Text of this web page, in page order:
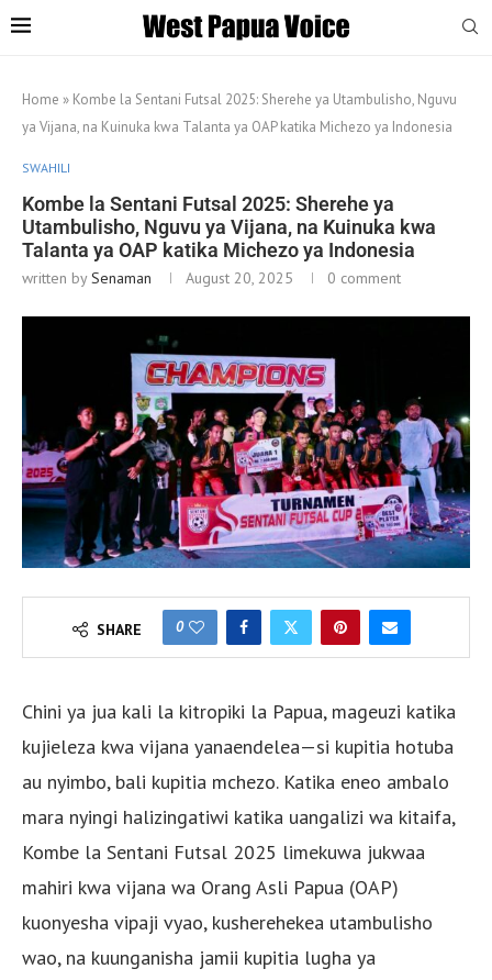
Home » Kombe la Sentani Futsal 2025: Sherehe ya Utambulisho, Nguvu
ya Vijana, na Kuinuka kwa Talanta ya OAP katika Michezo ya Indonesia
SWAHILI
Kombe la Sentani Futsal 2025: Sherehe ya
Utambulisho, Nguvu ya Vijana, na Kuinuka kwa
Talanta ya OAP katika Michezo ya Indonesia
written bySenaman August 20, 2025 0 comment
SHARE 0
Chini ya jua kali la kitropiki la Papua, mageuzi katika
kujieleza kwa vijana yanaendelea—si kupitia hotuba
au nyimbo, bali kupitia mchezo. Katika eneo ambalo
mara nyingi halizingatiwi katika uangalizi wa kitaifa,
Kombe la Sentani Futsal 2025 limekuwa jukwaa
mahiri kwa vijana wa Orang Asli Papua (OAP)
kuonyesha vipaji vyao, kusherehekea utambulisho
wao, na kuunganisha jamii kupitia lugha ya